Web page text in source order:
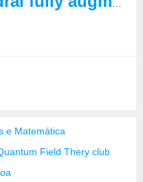
e Matemática
Field Thery club